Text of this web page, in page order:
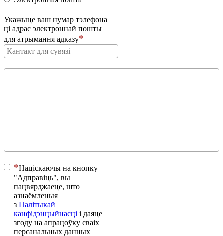
Укажыце ваш нумар тэлефона
ці адрас электроннай пошты
для атрымання адказу
Націскаючы на ​​кнопку
"Адправіць", вы
пацвярджаеце, што
азнаёмленыя
з Палітыкай
канфідэнцыйнасці і даяце
згоду на апрацоўку сваіх
персанальных данных